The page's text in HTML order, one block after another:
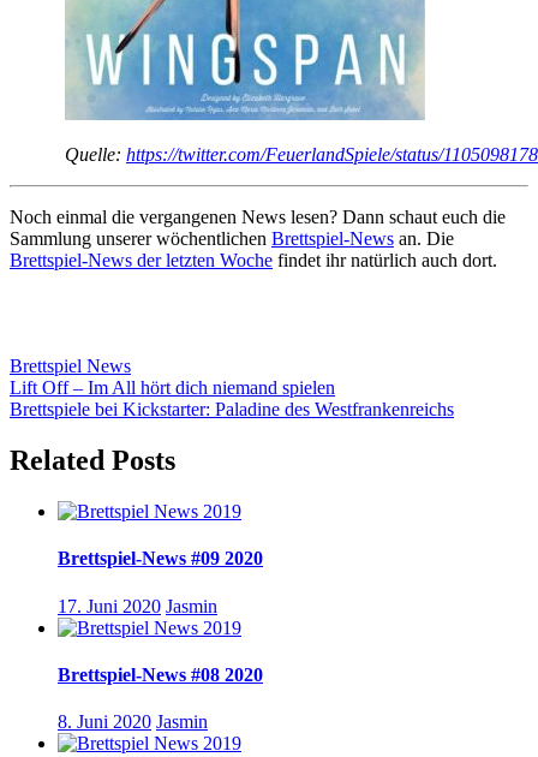
Quelle: https://twitter.com/FeuerlandSpiele/status/
Noch einmal die vergangenen News lesen? Dann schaut euch die
Sammlung unserer wöchentlichen Brettspiel-News an. Die
Brettspiel-News der letzten Woche findet ihr natürlich auch dort.
Brettspiel News
Beitragsnavigation
Vorheriger
Beitrag:
Lift Off – Im All hört dich niemand spielen
Nächster
Brettspiele bei Kickstarter: Paladine des Westfrankenreichs
Related Posts
Brettspiel-News #09 2020
17. Juni 2020 Jasmin
Brettspiel-News #08 2020
8. Juni 2020 Jasmin